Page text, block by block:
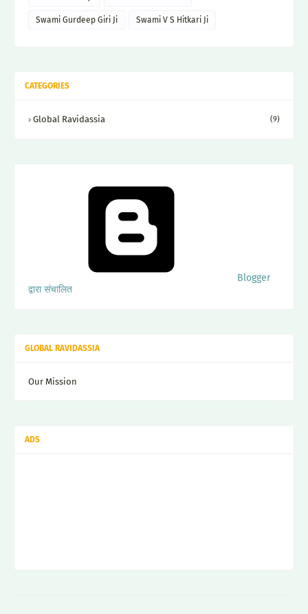
Swami Gurdeep Giri Ji Swami V S Hitkari Ji
CATEGORIES
Global Ravidassia (9)
Blogger
द्वारा संचालित
GLOBAL RAVIDASSIA
Our Mission
ADS